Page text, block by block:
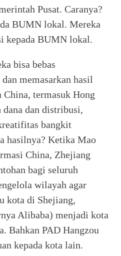
Pusat. Caranya?
BUMN lokal. Mereka
kepada BUMN lokal.
bisa bebas
memasarkan hasil
termasuk Hong
dan distribusi,
bangkit
hasilnya? Ketika Mao
China, Zhejiang
bagi seluruh
wilayah agar
kota di Shejiang,
Alibaba) menjadi kota
Bahkan PAD Hangzou
kepada kota lain.